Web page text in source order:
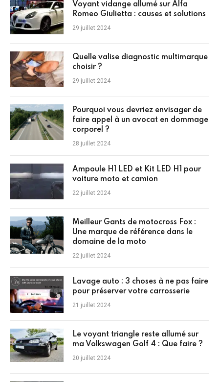
Voyant vidange allumé sur Alfa
Romeo Giulietta : causes et solutions
29 juillet 2024
Quelle valise diagnostic multimarque
choisir ?
29 juillet 2024
Pourquoi vous devriez envisager de
faire appel à un avocat en dommage
corporel ?
28 juillet 2024
Ampoule H1 LED et Kit LED H1 pour
voiture moto et camion
22 juillet 2024
Meilleur Gants de motocross Fox :
Une marque de référence dans le
domaine de la moto
22 juillet 2024
Lavage auto : 3 choses à ne pas faire
pour préserver votre carrosserie
21 juillet 2024
Le voyant triangle reste allumé sur
ma Volkswagen Golf 4 : Que faire ?
20 juillet 2024